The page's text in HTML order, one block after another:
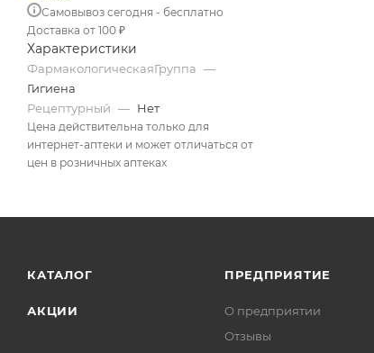
Самовывоз сегодня - бесплатно
Доставка от 100 ₽
Характеристики
ФармакологическаяГруппа —
Гигиена
Рецептурный — Нет
Цена действительна только для
интернет-аптеки и может отличаться от
цен в розничных аптеках
КАТАЛОГ
АКЦИИ
ПРЕДПРИЯТИЕ
О предприятии
Отзывы